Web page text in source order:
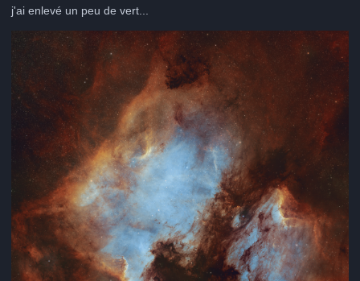
j'ai enlevé un peu de vert...